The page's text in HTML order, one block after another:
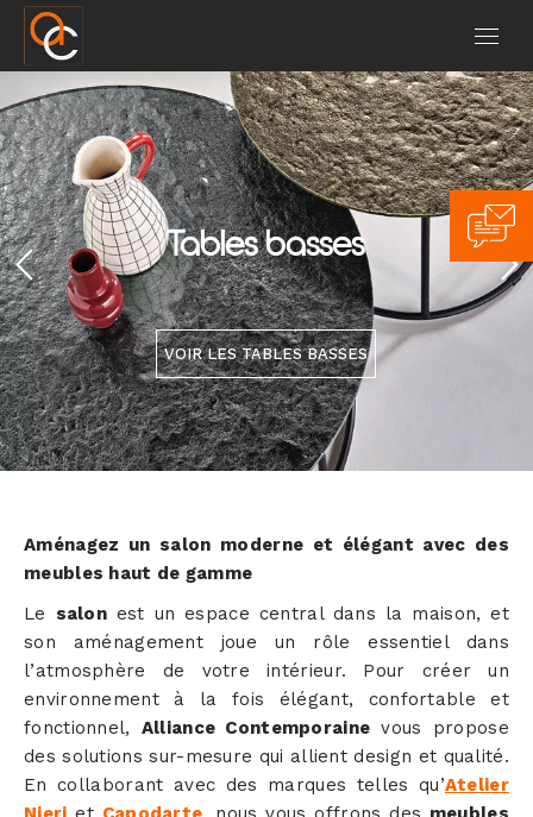
Tables basses
VOIR LES TABLES BASSES
Aménagez un salon moderne et élégant avec des
meubles haut de gamme
Le salon est un espace central dans la maison, et
son aménagement joue un rôle essentiel dans
l’atmosphère de votre intérieur. Pour créer un
environnement à la fois élégant, confortable et
fonctionnel, Alliance Contemporaine vous propose
des solutions sur-mesure qui allient design et qualité.
En collaborant avec des marques telles qu’Atelier